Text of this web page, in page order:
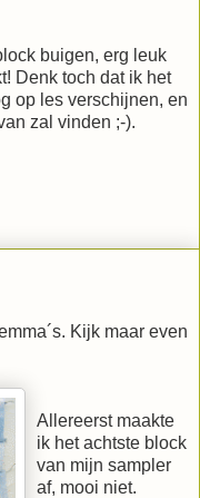
buigen, erg leuk
Denk toch dat ik het
op les verschijnen, en
zal vinden ;-).
Kijk maar even
Allereerst maakte
ik het achtste block
van mijn sampler
af, mooi niet.